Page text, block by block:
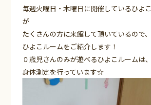
毎週火曜日・木曜日に開催しているひよ
が
たくさんの方に来館して頂いているので
ひよこルームをご紹介します！
０歳児さんのみが遊べるひよこルームは
身体測定を行っています☆